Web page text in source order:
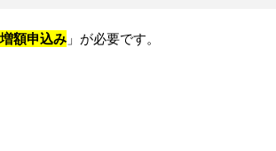
額申込み 」が必要です。